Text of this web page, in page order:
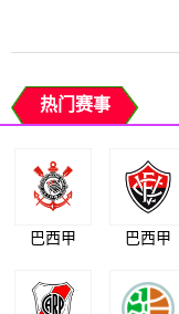
热门赛事
巴西甲 巴西甲